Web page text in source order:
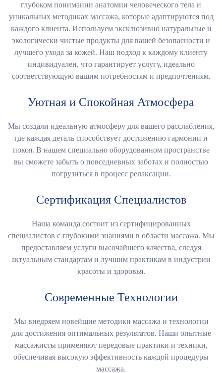
глубоком понимании анатомии человеческого тела и
уникальных методиках массажа, которые адаптируются под
каждого клиента. Используем эксклюзивно натуральные и
экологически чистые продукты для вашей безопасности и
лучшего ухода за кожей. Наш подход к каждому клиенту
индивидуален, что гарантирует услугу, идеально
соответствующую вашим потребностям и предпочтениям.
Уютная и Спокойная Атмосфера
Мы создали идеальную атмосферу для вашего расслабления,
где каждая деталь способствует достижению гармонии и
покоя. В нашем специально оборудованном пространстве
вы сможете забыть о повседневных заботах и полностью
погрузиться в процесс релаксации.
Сертификация Специалистов
Наша команда состоит из сертифицированных
специалистов с глубокими знаниями в области массажа. Мы
предоставляем услуги высочайшего качества, следуя
актуальным стандартам и лучшим практикам в индустрии
красоты и здоровья.
Современные Технологии
Мы внедряем новейшие методики массажа и технологии
для достижения оптимальных результатов. Наши опытные
массажисты применяют передовые практики и техники,
обеспечивая высокую эффективность каждой процедуры
массажа.